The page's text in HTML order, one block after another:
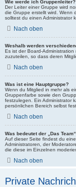
Wie werde ich Gruppenleiter?
Der Leiter einer Gruppe wird
die Gruppe erstellt wird. Wenn
solltest du einen Administrator
Nach oben
Weshalb werden
Es ist der Board-
zuzuteilen, so dass deren
Nach oben
Was ist eine Hauptgruppe?
Wenn du Mitglied in mehr als
Gruppenfarbe sowie den
festzulegen. Ein Administrator
persönlichen Bereich selbst
Nach oben
Was bedeutet der „Das
Auf dieser Seite findest du
Administratoren, der
die diese im Einzelnen
Nach oben
Private